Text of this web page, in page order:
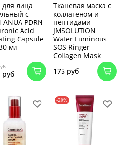
лица
с
ANUA PDRN
Acid
Capsule
мл
руб
Тканевая маска с
коллагеном и
пептидами
JMSOLUTION
Water Luminous
SOS Ringer
Collagen Mask
175 руб
-20%